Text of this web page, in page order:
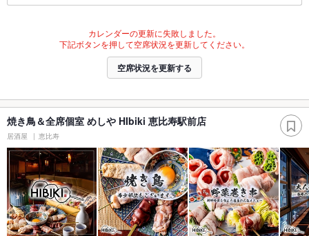
カレンダーの更新に失敗しました。
下記ボタンを押して空席状況を更新してください。
空席状況を更新する
焼き鳥＆全席個室 めしや HIbiki 恵比寿駅前店
居酒屋 恵比寿